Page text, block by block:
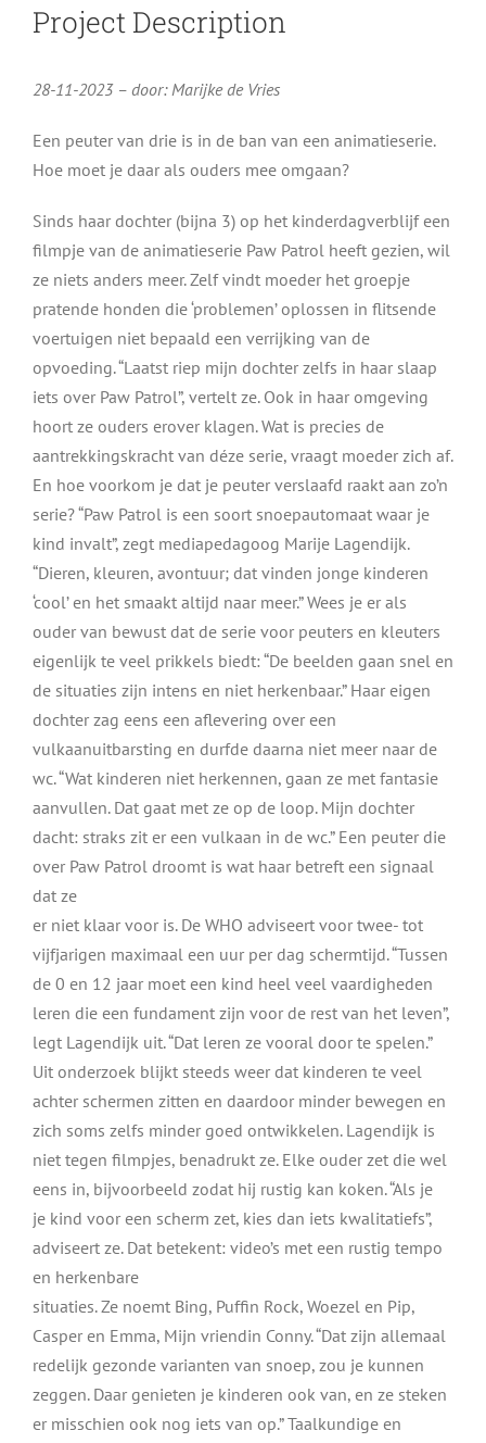
Project Description
28-11-2023 – door: Marijke de Vries
Een peuter van drie is in de ban van een animatieserie.
Hoe moet je daar als ouders mee omgaan?
Sinds haar dochter (bijna 3) op het kinderdagverblijf een
filmpje van de animatieserie Paw Patrol heeft gezien, wil
ze niets anders meer. Zelf vindt moeder het groepje
pratende honden die ‘problemen’ oplossen in flitsende
voertuigen niet bepaald een verrijking van de
opvoeding. “Laatst riep mijn dochter zelfs in haar slaap
iets over Paw Patrol”, vertelt ze. Ook in haar omgeving
hoort ze ouders erover klagen. Wat is precies de
aantrekkingskracht van déze serie, vraagt moeder zich af.
En hoe voorkom je dat je peuter verslaafd raakt aan zo’n
serie? “Paw Patrol is een soort snoepautomaat waar je
kind invalt”, zegt mediapedagoog Marije Lagendijk.
“Dieren, kleuren, avontuur; dat vinden jonge kinderen
‘cool’ en het smaakt altijd naar meer.” Wees je er als
ouder van bewust dat de serie voor peuters en kleuters
eigenlijk te veel prikkels biedt: “De beelden gaan snel en
de situaties zijn intens en niet herkenbaar.” Haar eigen
dochter zag eens een aflevering over een
vulkaanuitbarsting en durfde daarna niet meer naar de
wc. “Wat kinderen niet herkennen, gaan ze met fantasie
aanvullen. Dat gaat met ze op de loop. Mijn dochter
dacht: straks zit er een vulkaan in de wc.” Een peuter die
over Paw Patrol droomt is wat haar betreft een signaal
dat ze
er niet klaar voor is. De WHO adviseert voor twee- tot
vijfjarigen maximaal een uur per dag schermtijd. “Tussen
de 0 en 12 jaar moet een kind heel veel vaardigheden
leren die een fundament zijn voor de rest van het leven”,
legt Lagendijk uit. “Dat leren ze vooral door te spelen.”
Uit onderzoek blijkt steeds weer dat kinderen te veel
achter schermen zitten en daardoor minder bewegen en
zich soms zelfs minder goed ontwikkelen. Lagendijk is
niet tegen filmpjes, benadrukt ze. Elke ouder zet die wel
eens in, bijvoorbeeld zodat hij rustig kan koken. “Als je
je kind voor een scherm zet, kies dan iets kwalitatiefs”,
adviseert ze. Dat betekent: video’s met een rustig tempo
en herkenbare
situaties. Ze noemt Bing, Puffin Rock, Woezel en Pip,
Casper en Emma, Mijn vriendin Conny. “Dat zijn allemaal
redelijk gezonde varianten van snoep, zou je kunnen
zeggen. Daar genieten je kinderen ook van, en ze steken
er misschien ook nog iets van op.” Taalkundige en